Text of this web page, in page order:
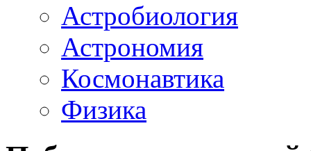
Астробиология
Астрономия
Космонавтика
Физика